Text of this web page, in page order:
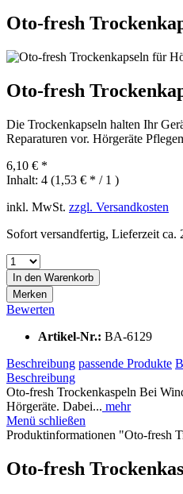
Oto-fresh
Oto-fresh
Die Trockenkapseln halten Ihr
Reparaturen vor. Hörgeräte
6,10 € *
Inhalt: 4 (1,53 € * / 1 )
inkl. MwSt. zzgl. Versandkosten
Sofort versandfertig, Lieferzeit ca.
In den Warenkorb
Merken
Bewerten
Artikel-Nr.: BA-6129
Beschreibung passende Produkte
Beschreibung
Oto-fresh Trockenkaspeln Bei
Hörgeräte. Dabei... mehr
Menü schließen
Produktinformationen "Oto-fresh
Oto-fresh